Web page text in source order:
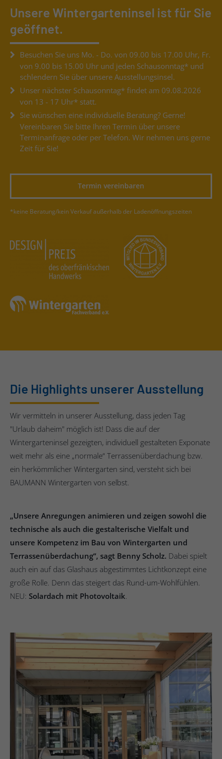
Unsere Wintergarteninsel ist für Sie
geöffnet.
Besuchen Sie uns Mo. - Do. von 09.00 bis 17.00 Uhr, Fr.
von 9.00 bis 15.00 Uhr und jeden Schausonntag* und
schlendern Sie über unsere Ausstellungsinsel.
Unser nächster Schausonntag* findet am 09.08.2026
von 13 - 17 Uhr* statt.
Sie wünschen eine individuelle Beratung? Gerne!
Vereinbaren Sie bitte Ihren Termin über unsere
Terminanfrage oder per Telefon. Wir nehmen uns gerne
Zeit für Sie!
Termin vereinbaren
*keine Beratung/kein Verkauf außerhalb der Ladenöffnungszeiten
Die Highlights unserer Ausstellung
Wir vermitteln in unserer Ausstellung, dass jeden Tag
"Urlaub daheim" möglich ist! Dass die auf der
Wintergarteninsel gezeigten, individuell gestalteten Exponate
weit mehr als eine „normale“ Terrassenüberdachung bzw.
ein herkömmlicher Wintergarten sind, versteht sich bei
BAUMANN Wintergarten von selbst.
„Unsere Anregungen animieren und zeigen sowohl die
technische als auch die gestalterische Vielfalt und
unsere Kompetenz im Bau von Wintergarten und
Terrassenüberdachung“, sagt Benny Scholz. Dabei spielt
auch ein auf das Glashaus abgestimmtes Lichtkonzept eine
große Rolle. Denn das steigert das Rund-um-Wohlfühlen.
NEU: Solardach mit Photovoltaik.